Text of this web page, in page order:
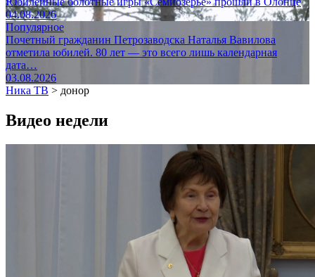
04.08.2026
Популярное
Почетный гражданин Петрозаводска Наталья Вавилова
отметила юбилей. 80 лет — это всего лишь календарная
дата…
03.08.2026
Ника ТВ > донор
Видео недели